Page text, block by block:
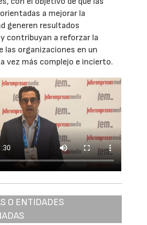
a mejorar la
generen resultados
contribuyan a reforzar la
las organizaciones en un
vez más complejo e incierto.
O ENTIDADES